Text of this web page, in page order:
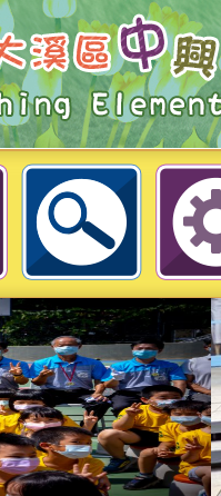
年暑期營隊
中興國民小學
市孔廟